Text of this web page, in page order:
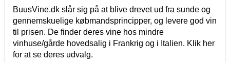
BuusVine.dk slår sig på at blive drevet ud fra sunde og
gennemskuelige købmandsprincipper, og levere god vin
til prisen. De finder deres vine hos mindre
vinhuse/gårde hovedsalig i Frankrig og i Italien. Klik her
for at se deres udvalg.